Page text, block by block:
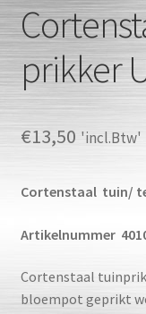
prikker
€13,50 'incl.Btw'
Cortenstaal tuin/
Artikelnummer
Cortenstaal
bloempot geprikt